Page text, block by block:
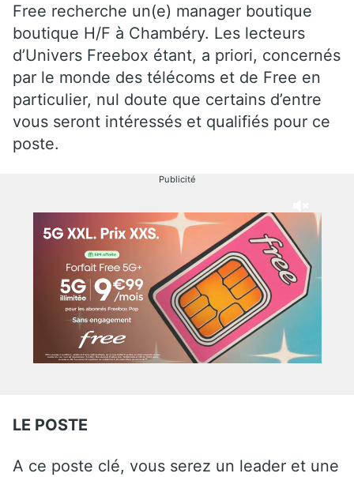
Free recherche un(e) manager boutique
boutique H/F à Chambéry. Les lecteurs
d’Univers Freebox étant, a priori, concernés
par le monde des télécoms et de Free en
particulier, nul doute que certains d’entre
vous seront intéressés et qualifiés pour ce
poste.
Publicité
LE POSTE
A ce poste clé, vous serez un leader et une